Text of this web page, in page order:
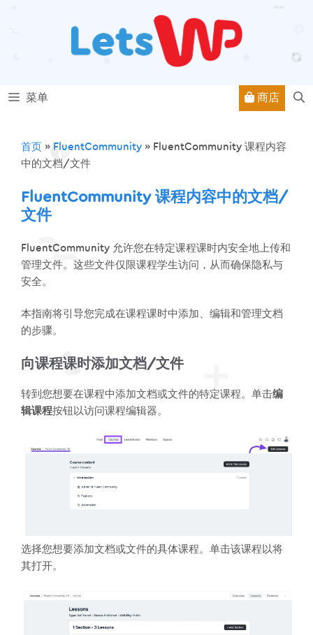
菜单 商店
首页 » FluentCommunity » FluentCommunity 课程内容
中的文档/文件
FluentCommunity 课程内容中的文档/
文件
FluentCommunity 允许您在特定课程课时内安全地上传和
管理文件。这些文件仅限课程学生访问，从而确保隐私与
安全。
本指南将引导您完成在课程课时中添加、编辑和管理文档
的步骤。
向课程课时添加文档/文件
转到您想要在课程中添加文档或文件的特定课程。单击编
辑课程按钮以访问课程编辑器。
选择您想要添加文档或文件的具体课程。单击该课程以将
其打开。